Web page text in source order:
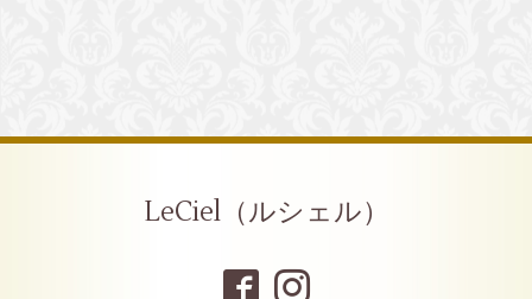
LeCiel（ルシェル）